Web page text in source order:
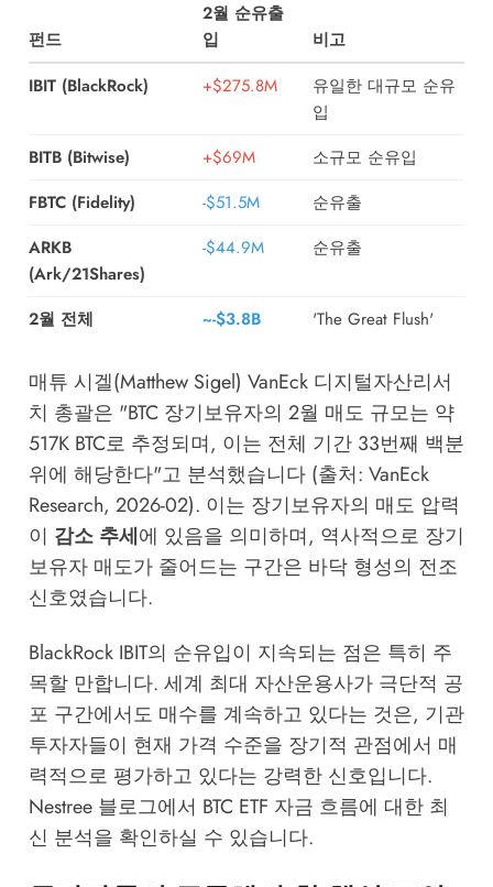
펀드
2월 순유출
입
비고
IBIT (BlackRock)
+$275.8M
유일한 대규모 순유
입
BITB (Bitwise)
+$69M
소규모 순유입
FBTC (Fidelity)
-$51.5M
순유출
ARKB
(Ark/21Shares)
-$44.9M 순유출
2월 전체 ~-$3.8B 'The Great Flush'
매튜 시겔(Matthew Sigel) VanEck 디지털자산리서
치 총괄은 "BTC 장기보유자의 2월 매도 규모는 약
517K BTC로 추정되며, 이는 전체 기간 33번째 백분
위에 해당한다"고 분석했습니다 (출처: VanEck
Research, 2026-02). 이는 장기보유자의 매도 압력
이 감소 추세에 있음을 의미하며, 역사적으로 장기
보유자 매도가 줄어드는 구간은 바닥 형성의 전조
신호였습니다.
BlackRock IBIT의 순유입이 지속되는 점은 특히 주
목할 만합니다. 세계 최대 자산운용사가 극단적 공
포 구간에서도 매수를 계속하고 있다는 것은, 기관
투자자들이 현재 가격 수준을 장기적 관점에서 매
력적으로 평가하고 있다는 강력한 신호입니다.
Nestree 블로그에서 BTC ETF 자금 흐름에 대한 최
신 분석을 확인하실 수 있습니다.